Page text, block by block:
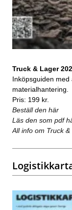
Truck & Lager
Inköpsguiden
materialhantering.
Pris: 199 kr.
Beställ den här
Läs den som pdf
All info om Truck